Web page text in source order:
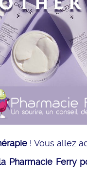
! Vous allez
Pharmacie Ferry